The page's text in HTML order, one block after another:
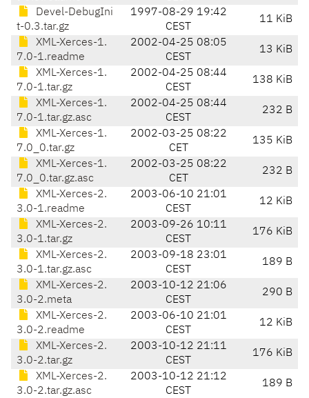
Devel-DebugIni
t-0.3.tar.gz
1997-08-29 19:42
CEST
11 KiB
XML-Xerces-1.
7.0-1.readme
2002-04-25 08:05
CEST
13 KiB
XML-Xerces-1.
7.0-1.tar.gz
2002-04-25 08:44
CEST
138 KiB
XML-Xerces-1.
7.0-1.tar.gz.asc
2002-04-25 08:44
CEST
232 B
XML-Xerces-1.
7.0_0.tar.gz
2002-03-25 08:22
CET
135 KiB
XML-Xerces-1.
7.0_0.tar.gz.asc
2002-03-25 08:22
CET
232 B
XML-Xerces-2.
3.0-1.readme
2003-06-10 21:01
CEST
12 KiB
XML-Xerces-2.
3.0-1.tar.gz
2003-09-26 10:11
CEST
176 KiB
XML-Xerces-2.
3.0-1.tar.gz.asc
2003-09-18 23:01
CEST
189 B
XML-Xerces-2.
3.0-2.meta
2003-10-12 21:06
CEST
290 B
XML-Xerces-2.
3.0-2.readme
2003-06-10 21:01
CEST
12 KiB
XML-Xerces-2.
3.0-2.tar.gz
2003-10-12 21:11
CEST
176 KiB
XML-Xerces-2.
3.0-2.tar.gz.asc
2003-10-12 21:12
CEST
189 B